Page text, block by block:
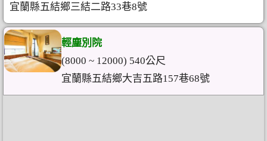
宜蘭縣五結鄉三結二路33巷8號
輕塵別院
(8000 ~ 12000) 540公尺
宜蘭縣五結鄉大吉五路157巷68號